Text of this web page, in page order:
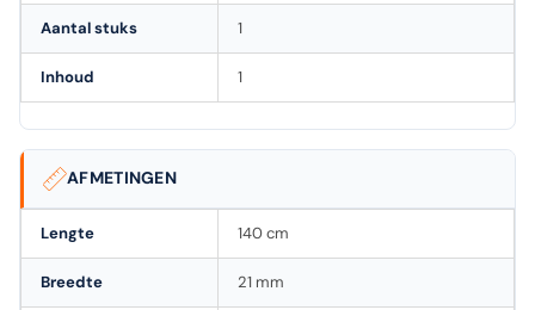
Aantal stuks 1
Inhoud 1
AFMETINGEN
Lengte 140 cm
Breedte 21 mm